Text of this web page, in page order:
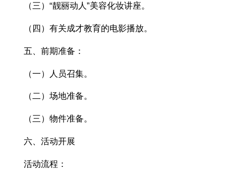
（三）“靓丽动人”美容化妆讲座。
（四）有关成才教育的电影播放。
五、前期准备：
（一）人员召集。
（二）场地准备。
（三）物件准备。
六、活动开展
活动流程：